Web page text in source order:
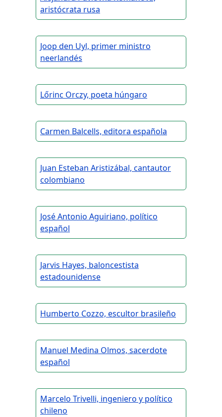
aristócrata rusa
Joop den Uyl, primer ministro
neerlandés
Lőrinc Orczy, poeta húngaro
Carmen Balcells, editora española
Juan Esteban Aristizábal, cantautor
colombiano
José Antonio Aguiriano, político
español
Jarvis Hayes, baloncestista
estadounidense
Humberto Cozzo, escultor brasileño
Manuel Medina Olmos, sacerdote
español
Marcelo Trivelli, ingeniero y político
chileno